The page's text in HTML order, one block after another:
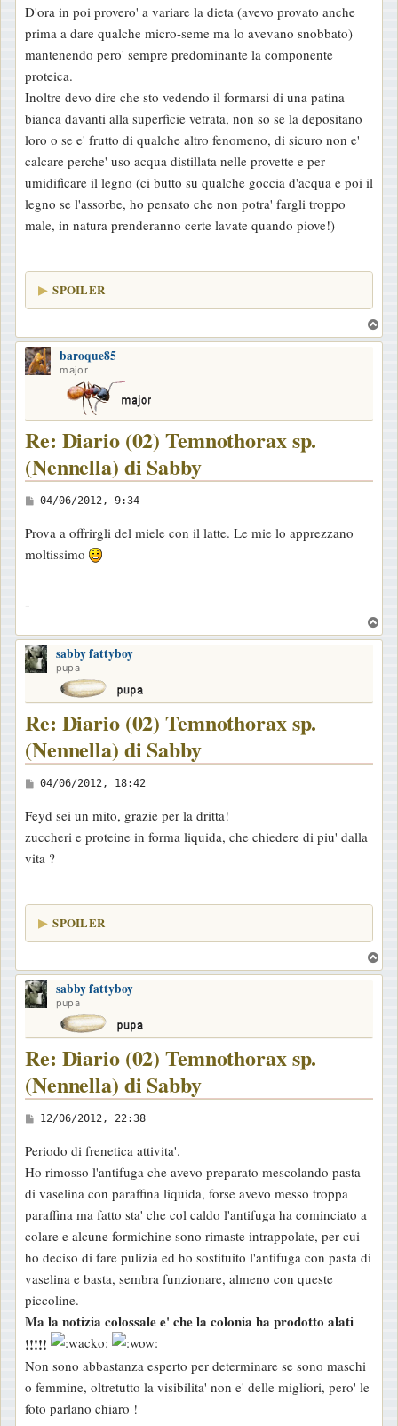
D'ora in poi provero' a variare la dieta (avevo provato anche
prima a dare qualche micro-seme ma lo avevano snobbato)
mantenendo pero' sempre predominante la componente
proteica.
Inoltre devo dire che sto vedendo il formarsi di una patina
bianca davanti alla superficie vetrata, non so se la depositano
loro o se e' frutto di qualche altro fenomeno, di sicuro non e'
calcare perche' uso acqua distillata nelle provette e per
umidificare il legno (ci butto su qualche goccia d'acqua e poi il
legno se l'assorbe, ho pensato che non potra' fargli troppo
male, in natura prenderanno certe lavate quando piove!)
SPOILER
o
baroque85
major
Re: Diario (02) Temnothorax sp.
(Nennella) di Sabby
M
s
s
i
o
04/06/2012, 9:34
Prova a offrirgli del miele con il latte. Le mie lo apprezzano
moltissimo
o
sabby fattyboy
pupa
Re: Diario (02) Temnothorax sp.
(Nennella) di Sabby
M
s
s
a
g
i
04/06/2012, 18:42
Feyd sei un mito, grazie per la dritta!
zuccheri e proteine in forma liquida, che chiedere di piu' dalla
vita ?
SPOILER
o
sabby fattyboy
pupa
Re: Diario (02) Temnothorax sp.
(Nennella) di Sabby
M
s
s
a
g
g
i
o
12/06/2012, 22:38
Periodo di frenetica attivita'.
Ho rimosso l'antifuga che avevo preparato mescolando pasta
di vaselina con paraffina liquida, forse avevo messo troppa
paraffina ma fatto sta' che col caldo l'antifuga ha cominciato a
colare e alcune formichine sono rimaste intrappolate, per cui
ho deciso di fare pulizia ed ho sostituito l'antifuga con pasta di
vaselina e basta, sembra funzionare, almeno con queste
piccoline.
Ma la notizia colossale e' che la colonia ha prodotto alati
!!!!!
Non sono abbastanza esperto per determinare se sono maschi
o femmine, oltretutto la visibilita' non e' delle migliori, pero' le
foto parlano chiaro !